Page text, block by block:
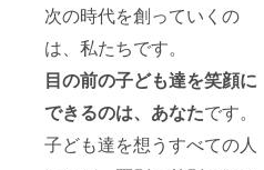
次の時代を創っていくの
は、私たちです。
目の前の子ども達を笑顔に
できるのは、あなたです。
子ども達を想うすべての人